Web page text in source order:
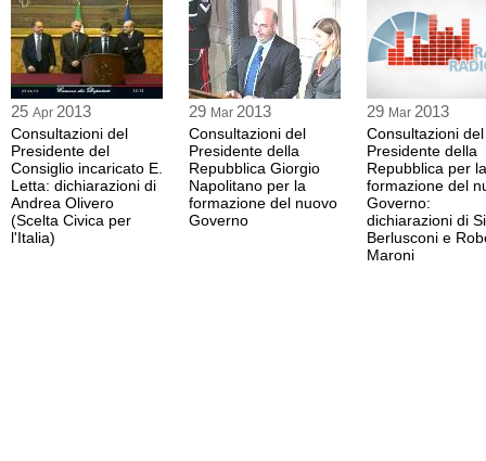
25 Apr 2013
Consultazioni del
Presidente del
Consiglio incaricato E.
Letta: dichiarazioni di
Andrea Olivero
(Scelta Civica per
l'Italia)
29 Mar 2013
Consultazioni del
Presidente della
Repubblica Giorgio
Napolitano per la
formazione del nuovo
Governo
29 Mar 2013
Consultazioni del
Presidente della
Repubblica per la
formazione del
Governo:
dichiarazioni di
Berlusconi e
Maroni